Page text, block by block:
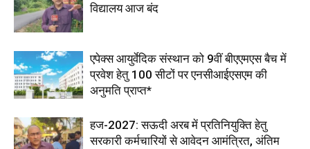
विद्यालय आज बंद
एपेक्स आयुर्वेदिक संस्थान को 9वीं बीएएमएस बैच में
प्रवेश हेतु 100 सीटों पर एनसीआईएसएम की
अनुमति प्राप्त*
हज-2027: सऊदी अरब में प्रतिनियुक्ति हेतु
सरकारी कर्मचारियों से आवेदन आमंत्रित, अंतिम